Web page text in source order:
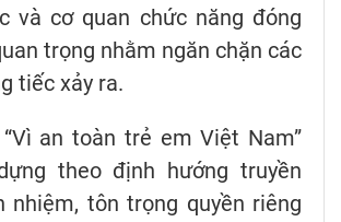
và cơ quan chức năng đóng
trọng nhằm ngăn chặn các
tiếc xảy ra.
an toàn trẻ em Việt Nam”
theo định hướng truyền
nhiệm, tôn trọng quyền riêng